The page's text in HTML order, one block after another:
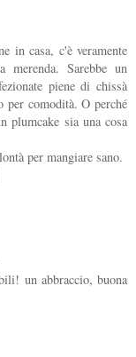
in casa, c'è veramente
merenda. Sarebbe un
piene di chissà
per comodità. O perché
plumcake sia una cosa
per mangiare sano.
un abbraccio, buona